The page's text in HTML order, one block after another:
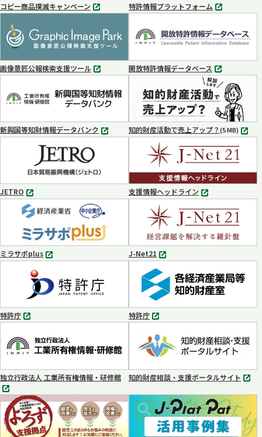
コピー商品撲滅キャンペーン
別
で
開
く
特許情報プラットフォーム
別
ブ
で
く
画像意匠公報検索支援ツール
別
ブ
で
く
開放特許情報データベース
別
タ
ブ
で
開
く
新興国等知財情報データバンク
別
開
く
知的財産活動で売上アップ？(5 MB) MP4
JETRO
別
タ
ブ
で
開
く
支援情報ヘッドライン
別
タ
ブ
で
開
く
ミラサポplus
別
ブ
で
開
く
J-Net21
別
タ
ブ
で
開
く
特許庁
別
ブ
で
く
特許庁
別
ブ
で
開
く
独立行政法人 工業所有権情報・研修館
別
タ
ブ
で
知的財産相談・支援ポータルサイト
別
タ
開
く